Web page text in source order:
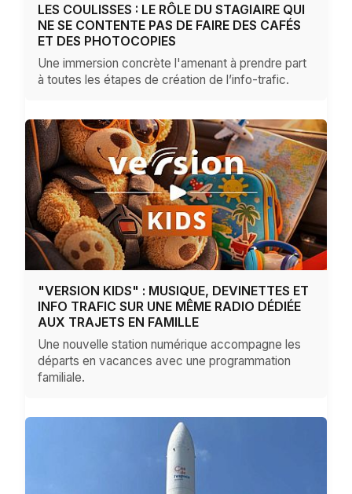
LES COULISSES : LE RÔLE DU STAGIAIRE QUI
NE SE CONTENTE PAS DE FAIRE DES CAFÉS
ET DES PHOTOCOPIES
Une immersion concrète l'amenant à prendre part
à toutes les étapes de création de l’info-trafic.
"VERSION KIDS" : MUSIQUE, DEVINETTES ET
INFO TRAFIC SUR UNE MÊME RADIO DÉDIÉE
AUX TRAJETS EN FAMILLE
Une nouvelle station numérique accompagne les
départs en vacances avec une programmation
familiale.